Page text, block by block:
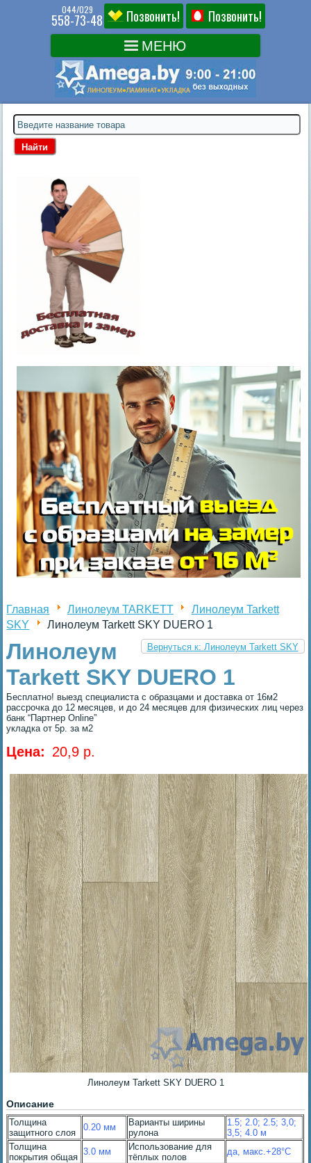
044/029
558-73-48 Позвонить! Позвонить!
Главная Линолеум TARKETT
Линолеум Tarkett
SKY
Линолеум Tarkett SKY DUERO 1
Вернуться к: Линолеум Tarkett SKY
Линолеум
Tarkett SKY DUERO 1
Бесплатно! выезд специалиста с образцами и доставка от 16м2
рассрочка до 12 месяцев, и до 24 месяцев для физических лиц через
банк “Партнер Online”
укладка от 5р. за м2
Цена: 20,9 p.
Линолеум Tarkett SKY DUERO 1
Описание
Толщина
защитного слоя
0.20 мм
Варианты ширины
рулона
1.5; 2.0; 2.5; 3,0;
3,5; 4.0 м
Толщина
покрытия общая
3.0 мм
Использование для
тёплых полов
да, макс.+28°С